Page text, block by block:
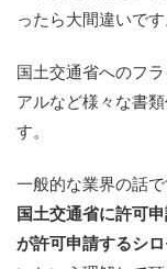
ったら大間違いです
国土交通省へのフ
アルなど様々な書
す。
一般的な業界の話で
国土交通省に許可
が許可申請するシロ